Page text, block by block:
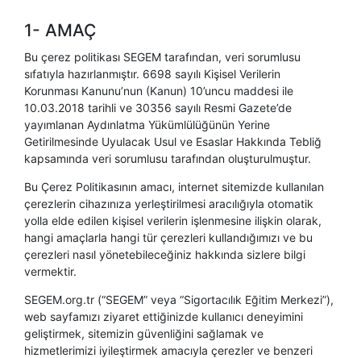
1- AMAÇ
Bu çerez politikası SEGEM tarafından, veri sorumlusu
sıfatıyla hazırlanmıştır. 6698 sayılı Kişisel Verilerin
Korunması Kanunu’nun (Kanun) 10’uncu maddesi ile
10.03.2018 tarihli ve 30356 sayılı Resmi Gazete’de
yayımlanan Aydınlatma Yükümlülüğünün Yerine
Getirilmesinde Uyulacak Usul ve Esaslar Hakkında Tebliğ
kapsamında veri sorumlusu tarafından oluşturulmuştur.
Bu Çerez Politikasının amacı, internet sitemizde kullanılan
çerezlerin cihazınıza yerleştirilmesi aracılığıyla otomatik
yolla elde edilen kişisel verilerin işlenmesine ilişkin olarak,
hangi amaçlarla hangi tür çerezleri kullandığımızı ve bu
çerezleri nasıl yönetebileceğiniz hakkında sizlere bilgi
vermektir.
SEGEM.org.tr (“SEGEM” veya “Sigortacılık Eğitim Merkezi”),
web sayfamızı ziyaret ettiğinizde kullanıcı deneyimini
geliştirmek, sitemizin güvenliğini sağlamak ve
hizmetlerimizi iyileştirmek amacıyla çerezler ve benzeri